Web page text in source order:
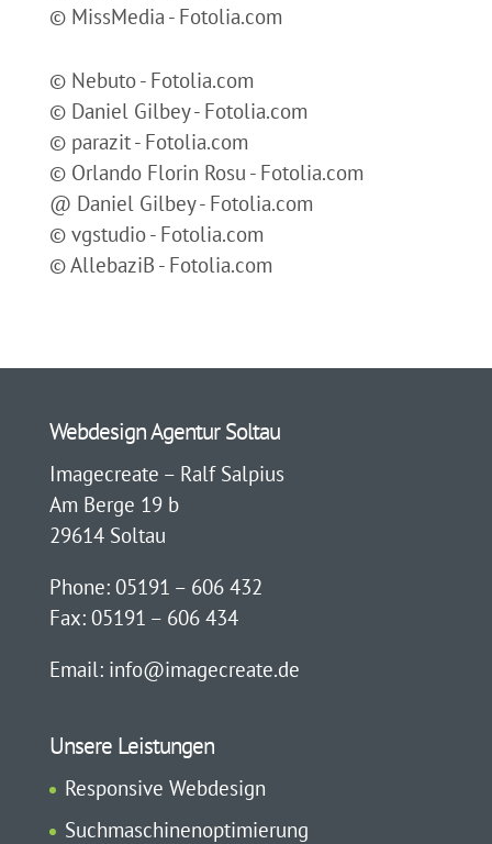
© MissMedia - Fotolia.com
© Nebuto - Fotolia.com
© Daniel Gilbey - Fotolia.com
© parazit - Fotolia.com
© Orlando Florin Rosu - Fotolia.com
@ Daniel Gilbey - Fotolia.com
© vgstudio - Fotolia.com
© AllebaziB - Fotolia.com
Webdesign Agentur Soltau
Imagecreate – Ralf Salpius
Am Berge 19 b
29614 Soltau
Phone: 05191 – 606 432
Fax: 05191 – 606 434
Email: info@imagecreate.de
Unsere Leistungen
Responsive Webdesign
Suchmaschinenoptimierung